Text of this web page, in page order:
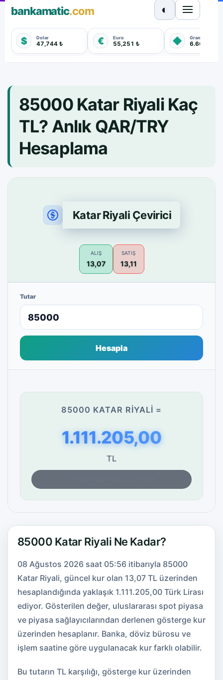
bankamatic.com
$ Dolar
47,744 ₺ € Euro
55,251 ₺ ◆ Gram Altın
6.660,550
◐
85000 Katar Riyali Kaç
TL? Anlık QAR/TRY
Hesaplama
Katar Riyali Çevirici
ALIŞ
13,07
SATIŞ
13,11
Tutar
Hesapla
85000 KATAR RIYALI =
1.111.205,00
TL
85000 Katar Riyali Ne Kadar?
08 Ağustos 2026 saat 05:56 itibarıyla 85000
Katar Riyali, güncel kur olan 13,07 TL üzerinden
hesaplandığında yaklaşık 1.111.205,00 Türk Lirası
ediyor. Gösterilen değer, uluslararası spot piyasa
ve piyasa sağlayıcılarından derlenen gösterge kur
üzerinden hesaplanır. Banka, döviz bürosu ve
işlem saatine göre uygulanacak kur farklı olabilir.
Bu tutarın TL karşılığı, gösterge kur üzerinden